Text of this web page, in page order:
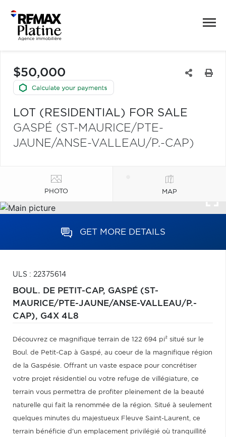
$50,000
LOT (RESIDENTIAL) FOR SALE
GASPÉ (ST-MAURICE/PTE-
JAUNE/ANSE-VALLEAU/P.-CAP)
PHOTO MAP
GET MORE DETAILS
ULS : 22375614
BOUL. DE PETIT-CAP, GASPÉ (ST-
MAURICE/PTE-JAUNE/ANSE-VALLEAU/P.-
CAP), G4X 4L8
Découvrez ce magnifique terrain de 122 694 pi² situé sur le
Boul. de Petit-Cap à Gaspé, au coeur de la magnifique région
de la Gaspésie. Offrant un vaste espace pour concrétiser
votre projet résidentiel ou votre refuge de villégiature, ce
terrain vous permettra de profiter pleinement de la beauté
naturelle qui fait la renommée de la région. Situé à seulement
quelques minutes du majestueux Fleuve Saint-Laurent, ce
terrain bénéficie d'un emplacement privilégié où tranquillité